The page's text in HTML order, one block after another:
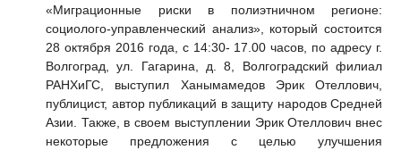
«Миграционные риски в полиэтничном регионе:
социолого-управленческий анализ», который состоится
28 октября 2016 года, с 14:30- 17.00 часов, по адресу г.
Волгоград, ул. Гагарина, д. 8, Волгоградский филиал
РАНХиГС, выступил Ханымамедов Эрик Отеллович,
публицист, автор публикаций в защиту народов Средней
Азии. Также, в своем выступлении Эрик Отеллович внес
некоторые предложения с целью улучшения